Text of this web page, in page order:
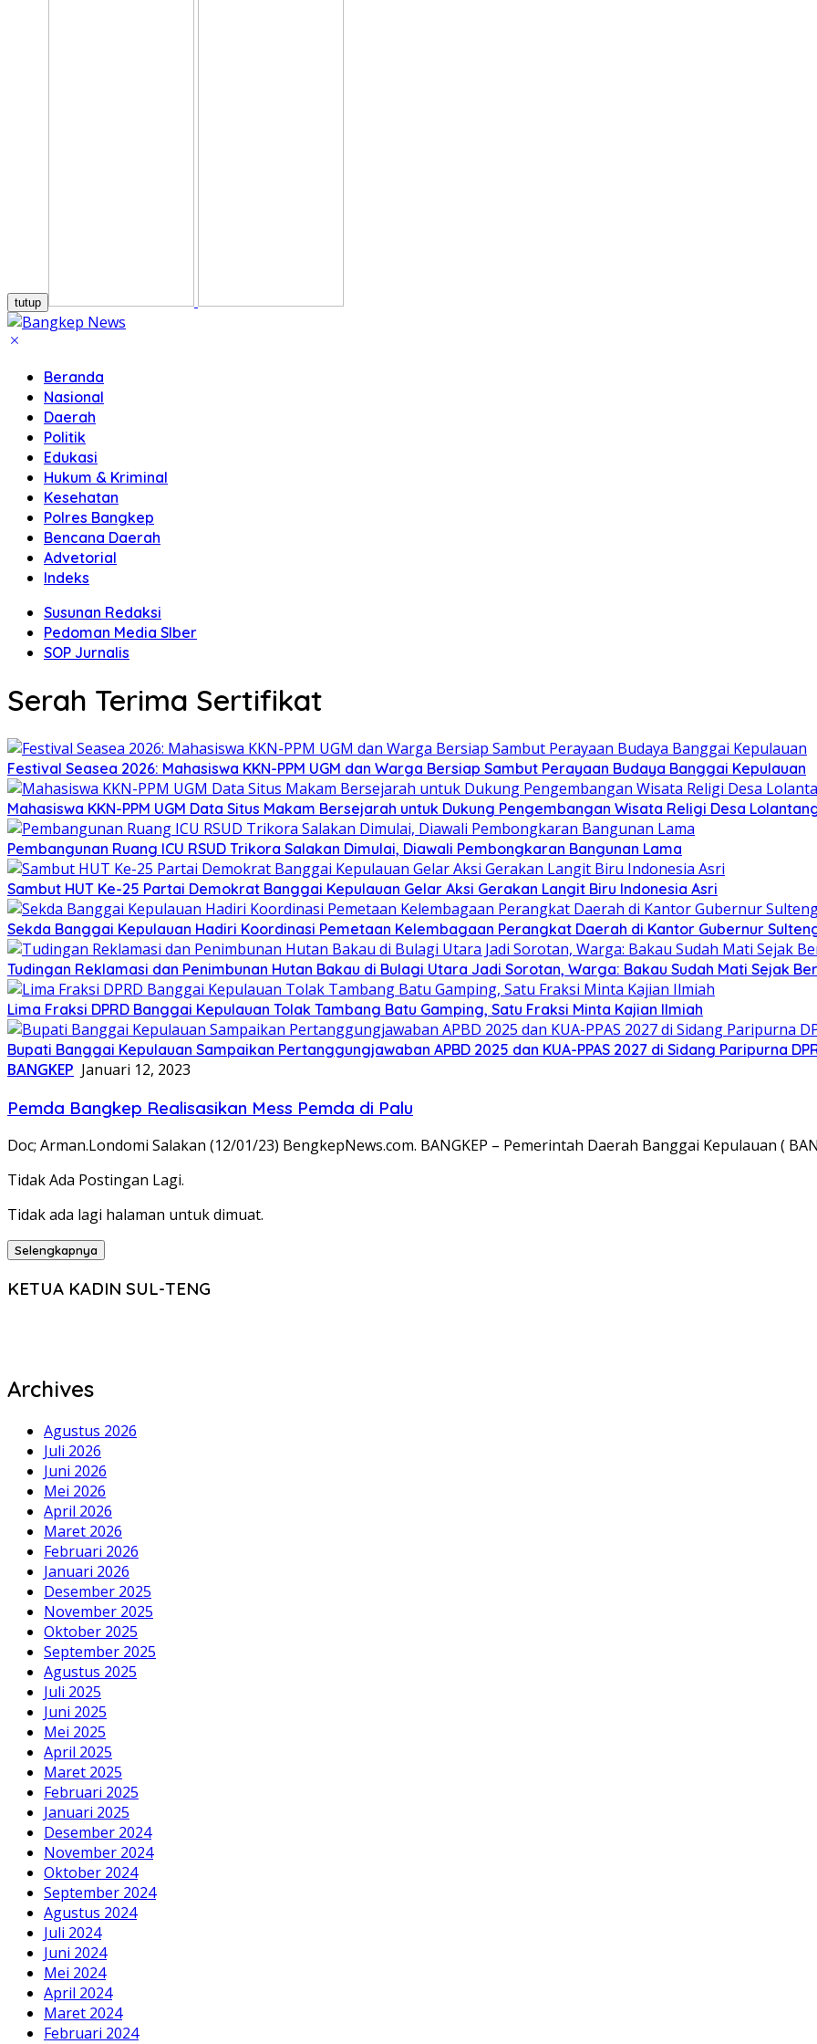
tutup
Beranda
Nasional
Daerah
Politik
Edukasi
Hukum & Kriminal
Kesehatan
Polres Bangkep
Bencana Daerah
Advetorial
Indeks
Susunan Redaksi
Pedoman Media SIber
SOP Jurnalis
Serah Terima Sertifikat
Festival Seasea 2026: Mahasiswa KKN-PPM UGM dan Warga Bersiap Sambut Perayaan Budaya Banggai Kepulauan
Mahasiswa KKN-PPM UGM Data Situs Makam Bersejarah untuk Dukung Pengembangan Wisata Religi Desa
Pembangunan Ruang ICU RSUD Trikora Salakan Dimulai, Diawali Pembongkaran Bangunan Lama
Sambut HUT Ke-25 Partai Demokrat Banggai Kepulauan Gelar Aksi Gerakan Langit Biru Indonesia Asri
Sekda Banggai Kepulauan Hadiri Koordinasi Pemetaan Kelembagaan Perangkat Daerah di Kantor Gubernur
Tudingan Reklamasi dan Penimbunan Hutan Bakau di Bulagi Utara Jadi Sorotan, Warga: Bakau Sudah Mati Sejak
Lima Fraksi DPRD Banggai Kepulauan Tolak Tambang Batu Gamping, Satu Fraksi Minta Kajian Ilmiah
Bupati Banggai Kepulauan Sampaikan Pertanggungjawaban APBD 2025 dan KUA-PPAS 2027 di Sidang Paripurna
BANGKEP Januari 12, 2023
Pemda Bangkep Realisasikan Mess Pemda di Palu
Doc; Arman.Londomi Salakan (12/01/23) BengkepNews.com. BANGKEP – Pemerintah Daerah Banggai Kepulauan (
Tidak Ada Postingan Lagi.
Tidak ada lagi halaman untuk dimuat.
Selengkapnya
KETUA KADIN SUL-TENG
Archives
Agustus 2026
Juli 2026
Juni 2026
Mei 2026
April 2026
Maret 2026
Februari 2026
Januari 2026
Desember 2025
November 2025
Oktober 2025
September 2025
Agustus 2025
Juli 2025
Juni 2025
Mei 2025
April 2025
Maret 2025
Februari 2025
Januari 2025
Desember 2024
November 2024
Oktober 2024
September 2024
Agustus 2024
Juli 2024
Juni 2024
Mei 2024
April 2024
Maret 2024
Februari 2024